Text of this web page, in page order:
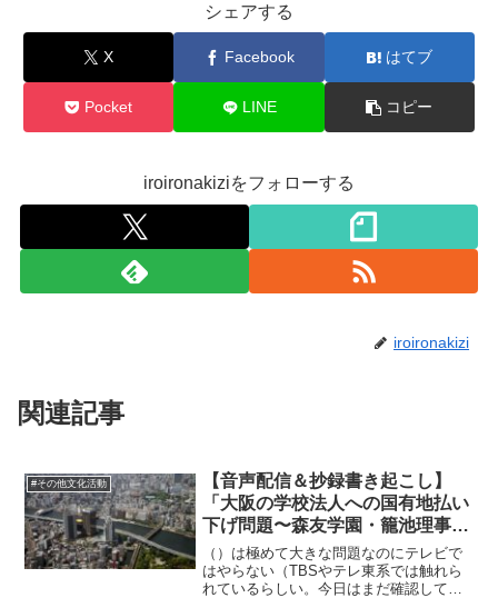
シェアする
X Facebook はてブ
Pocket LINE コピー
iroironakiziをフォローする
iroironakizi
関連記事
#その他文化活動
【音声配信＆抄録書き起こし】
「大阪の学校法人への国有地払い
下げ問題〜森友学園・籠池理事長
に荻上チキが直撃」（2月20日放
送分）
（）は極めて大きな問題なのにテレビで
はやらない（TBSやテレ東系では触れら
れているらしい。今日はまだ確認してい